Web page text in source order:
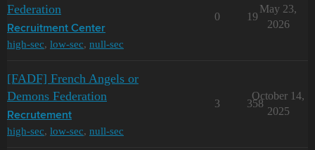
Federation
Recruitment Center
high-sec, low-sec, null-sec
0 19
May 23,
2026
[FADF] French Angels or
Demons Federation
Recrutement
high-sec, low-sec, null-sec
3 358
October 14,
2025